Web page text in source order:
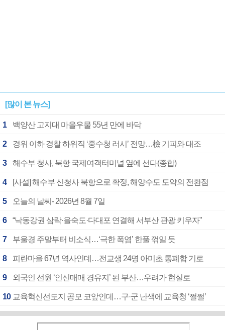
[많이 본 뉴스]
1 백양산 고지대 마을우물 55년 만에 바닥
2 경위 이하 경찰 하위직 ‘중수청 러시’ 전망…檢 기피와 대조
3 해수부 청사, 북항 국제여객터미널 옆에 선다(종합)
4 [사설] 해수부 신청사 북항으로 확정, 해양수도 도약의 전환점
5 오늘의 날씨- 2026년 8월 7일
6 “낙동강권 삼락·을숙도·다대포 연결해 서부산 관광 키우자”
7 부울경 주말부터 비소식…‘극한 폭염’ 한풀 꺾일 듯
8 피란마을 67년 역사인데…전교생 24명 아미초 통폐합 기로
9 외국인 선원 ‘인신매매 경유지’ 된 부산…우려가 현실로
10 교육혁신선도지 공모 코앞인데…구·군 난색에 교육청 ‘쩔쩔’